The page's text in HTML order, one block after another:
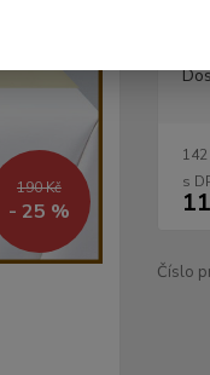
190 Kč
- 25 %
142
Číslo